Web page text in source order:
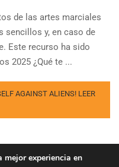
de las artes marciales
sencillos y, en caso de
Este recurso ha sido
2025 ¿Qué te ...
AGAINST ALIENS! LEER
experiencia en